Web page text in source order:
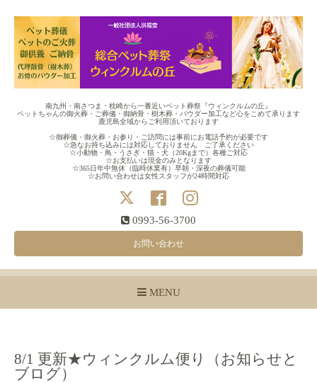
南九州・南さつま・枕崎から一番近いペット葬祭『ウィンクルムの丘』
ペットちゃんの御火葬・ご葬儀・御納骨・樹木葬・パウダー加工など心をこめて承ります
鹿児島全域からご利用頂いております
☆御葬儀・御火葬・お参り・ご訪問には事前にお電話予約が必要です
☆急なお持ち込みには対応しておりません ご了承ください
☆小動物・鳥・うさぎ・猫・犬（20Kgまで）各種ご対応
☆お支払いは現金のみとなります
☆365日年中無休（臨時休業有）早朝・深夜の葬儀可能
☆お問い合わせは女性スタッフが24時間対応
0993-56-3700
お問い合わせ
MENU
8/1 更新★ウィンクルム便り（お知らせと
ブログ）